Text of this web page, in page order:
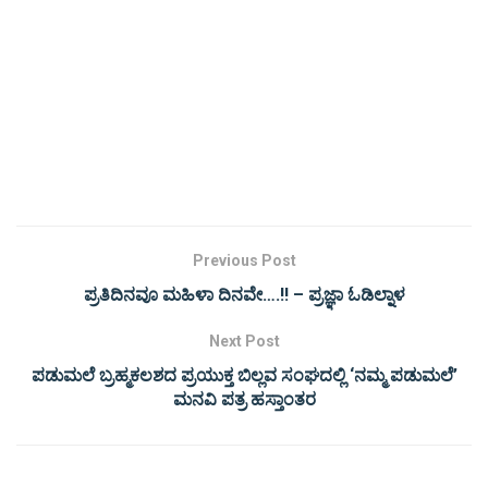
Previous Post
ಪ್ರತಿದಿನವೂ ಮಹಿಳಾ ದಿನವೇ….!! – ಪ್ರಜ್ಞಾ ಓಡಿಲ್ನಾಳ
Next Post
ಪಡುಮಲೆ ಬ್ರಹ್ಮಕಲಶದ ಪ್ರಯುಕ್ತ ಬಿಲ್ಲವ ಸಂಘದಲ್ಲಿ ‘ನಮ್ಮ ಪಡುಮಲೆ’
ಮನವಿ ಪತ್ರ ಹಸ್ತಾಂತರ